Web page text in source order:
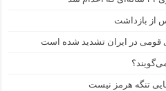
از بازداشت
قومی در ایران تشدید شده است
تنگه هرمز نیست